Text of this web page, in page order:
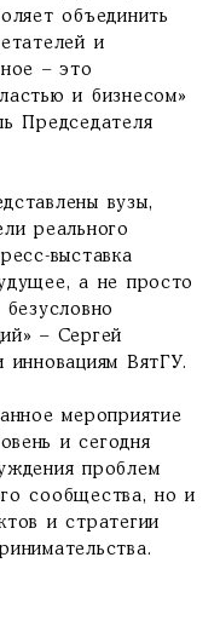
объединить
и
– это
и бизнесом»
Председателя
вузы,
реального
выставка
а не просто
– Сергей
инновациям ВятГУ.
мероприятие
и сегодня
проблем
сообщества, но и
и стратегии